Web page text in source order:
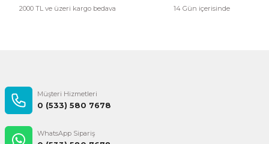
2000 TL ve üzeri kargo bedava 14 Gün içerisinde
Müşteri Hizmetleri
0 (533) 580 7678
WhatsApp Sipariş